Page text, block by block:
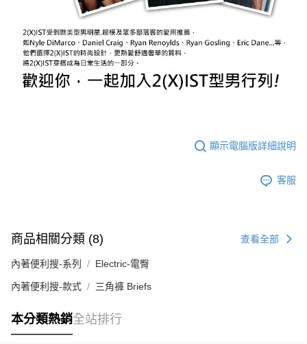
顯示電腦版詳細說明
客服
商品相關分類 (8) 查看全部
內著便利搜-系列 Electric-電臀
內著便利搜-款式 三角褲 Briefs
本分類熱銷全站排行